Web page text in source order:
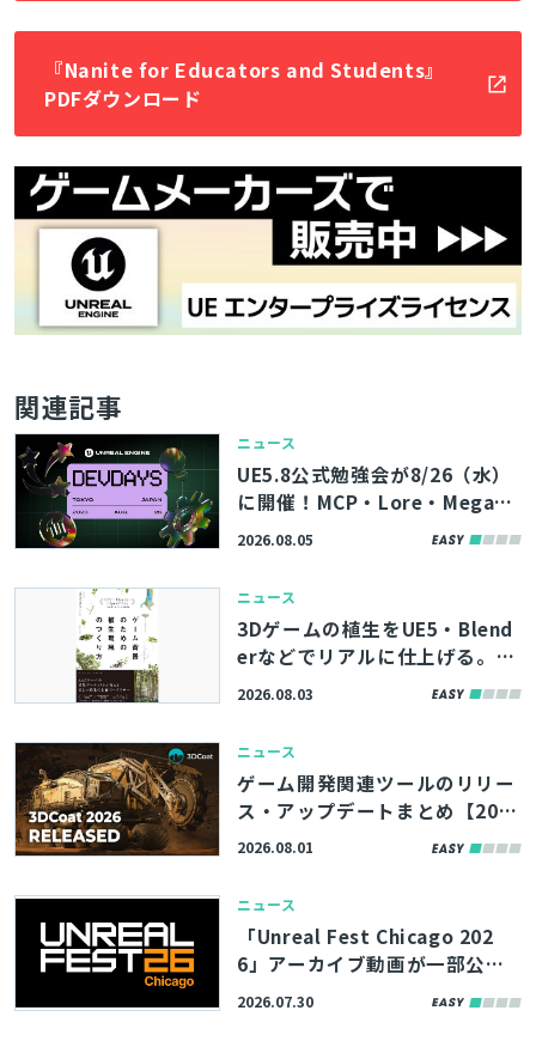
『Nanite for Educators and Students』
PDFダウンロード
関連記事
ニュース
UE5.8公式勉強会が8/26（水）
に開催！MCP・Lore・MegaLi
ghtsなど、最新機能やツールの
着100名まで参加者募集中
2026.08.05
ニュース
3Dゲームの植生をUE5・Blend
erなどでリアルに仕上げる。書
籍『ゲーム背景のための植生環
2026.08.03
ニュース
ゲーム開発関連ツールのリリー
ス・アップデートまとめ【202
6/8/1】
2026.08.01
ニュース
「Unreal Fest Chicago 202
6」アーカイブ動画が一部公
開。UE5.8の新機能やバージョ
2026.07.30